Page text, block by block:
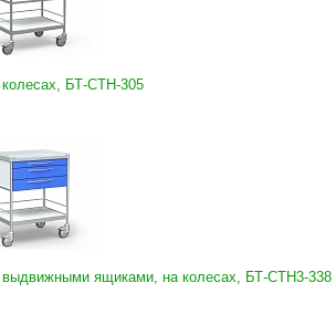
БТ-СТН-305
ящиками, на колесах, БТ-СТН3-338